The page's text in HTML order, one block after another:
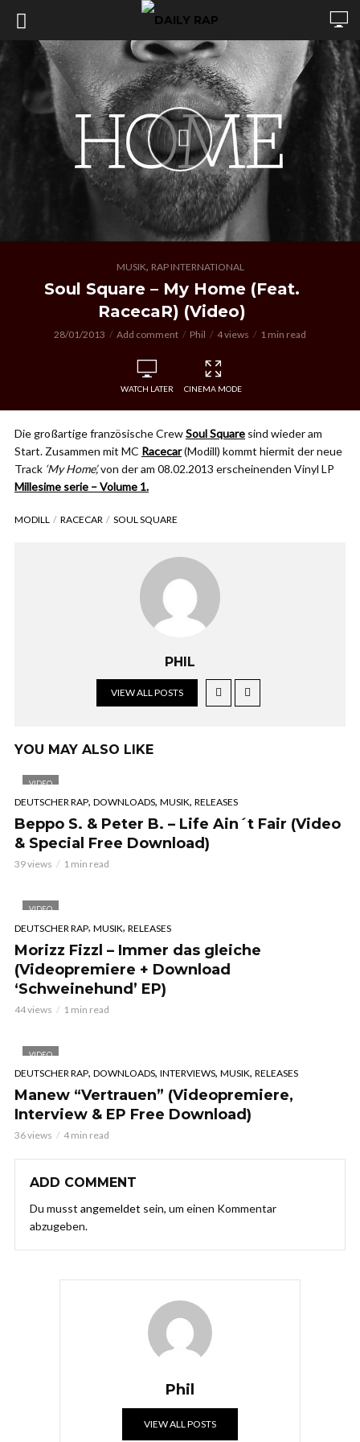
MUSIK, RAP INTERNATIONAL
Soul Square – My Home (Feat.
RacecaR) (Video)
28/01/2013 Add comment Phil 4 views 1 min read
WATCH LATER CINEMA MODE
Die großartige französische CrewSoul Square sind wieder am
Start. Zusammen mit MC Racecar(Modill) kommt hiermit der neue
Track ‘My Home’,von der am 08.02.2013 erscheinenden Vinyl LP
Millesime serie – Volume 1.
MODILL RACECAR SOUL SQUARE
PHIL
VIEW ALL POSTS
YOU MAY ALSO LIKE
VIDEO
DEUTSCHER RAP, DOWNLOADS, MUSIK, RELEASES
Beppo S. & Peter B. – Life Ain´t Fair (Video
& Special Free Download)
39 views 1 min read
VIDEO
DEUTSCHER RAP, MUSIK, RELEASES
Morizz Fizzl – Immer das gleiche
(Videopremiere + Download
‘Schweinehund’ EP)
44 views 1 min read
VIDEO
DEUTSCHER RAP, DOWNLOADS, INTERVIEWS, MUSIK, RELEASES
Manew “Vertrauen” (Videopremiere,
Interview & EP Free Download)
36 views 4 min read
ADD COMMENT
Du musst angemeldet sein, um einen Kommentar
abzugeben.
Phil
VIEW ALL POSTS